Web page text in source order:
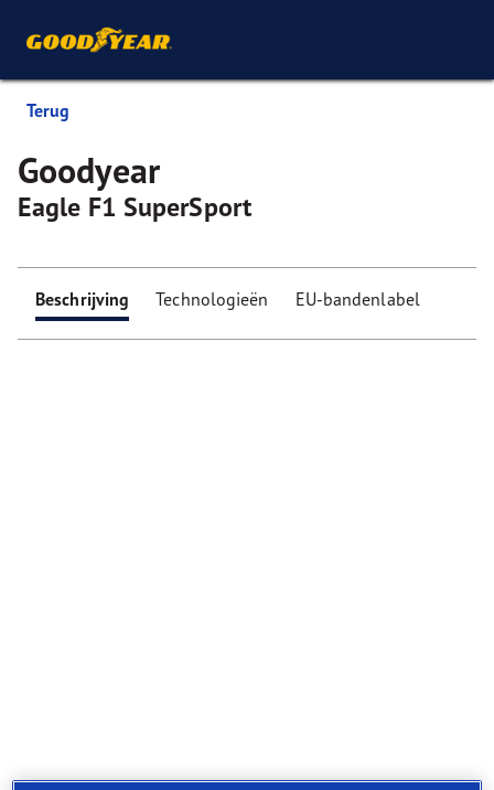
Terug
Goodyear
Eagle F1 SuperSport
Beschrijving Technologieën EU-bandenlabel